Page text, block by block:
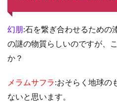
幻朋:石を繋ぎ合わせるための
の謎の物質らしいのですが、
か？
メラムサフラ:おそらく地球の
ないと思います。